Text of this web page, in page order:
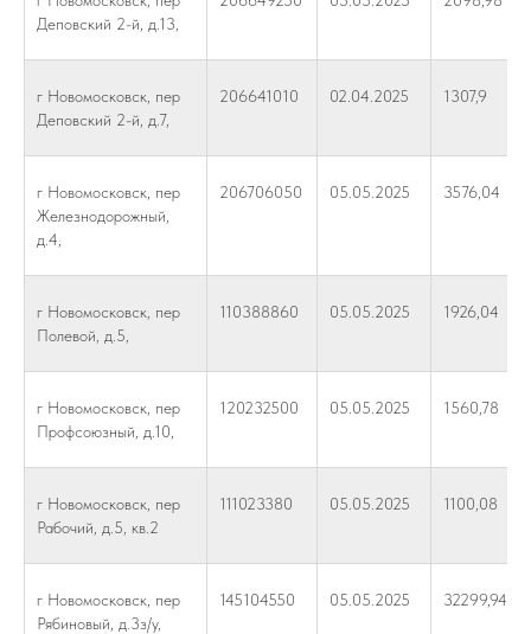
Деповский 2-й, д.13,
г Новомосковск, пер
Деповский 2-й, д.7,
206641010 02.04.2025 1307,9
г Новомосковск, пер
Железнодорожный,
д.4,
206706050 05.05.2025 3576,04
г Новомосковск, пер
Полевой, д.5,
110388860 05.05.2025 1926,04
г Новомосковск, пер
Профсоюзный, д.10,
120232500 05.05.2025 1560,78
г Новомосковск, пер
Рабочий, д.5, кв.2
111023380 05.05.2025 1100,08
г Новомосковск, пер
Рябиновый, д.3з/у,
145104550 05.05.2025 32299,94